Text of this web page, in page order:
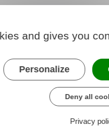
départementale, aides aux
d'un
Par exemple, demande
et, si nécessaire, d'envoi
pas dépasser les
and gives you
Personalize
Deny all
Privacy